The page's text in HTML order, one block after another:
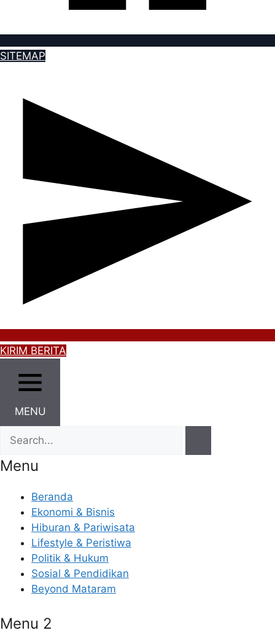
SITEMAP
KIRIM BERITA
MENU
Menu
Beranda
Ekonomi & Bisnis
Hiburan & Pariwisata
Lifestyle & Peristiwa
Politik & Hukum
Sosial & Pendidikan
Beyond Mataram
Menu 2